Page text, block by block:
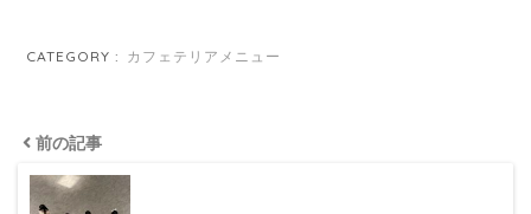
CATEGORY : カフェテリアメニュー
前の記事